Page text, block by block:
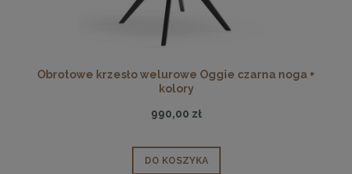
Obrotowe krzesło welurowe Oggie czarna noga +
kolory
990,00 zł
DO KOSZYKA